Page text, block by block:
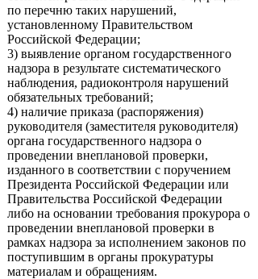
по перечню таких нарушений,
установленному Правительством
Российской Федерации;
3) выявление органом государственного
надзора в результате систематического
наблюдения, радиоконтроля нарушений
обязательных требований;
4) наличие приказа (распоряжения)
руководителя (заместителя руководителя)
органа государственного надзора о
проведении внеплановой проверки,
изданного в соответствии с поручением
Президента Российской Федерации или
Правительства Российской Федерации
либо на основании требования прокурора о
проведении внеплановой проверки в
рамках надзора за исполнением законов по
поступившим в органы прокуратуры
материалам и обращениям.